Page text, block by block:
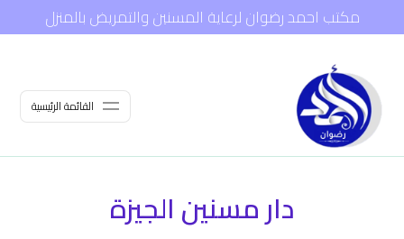
مكتب احمد رضوان لرعاية المسنين والتمريض بالمنزل
القائمة الرئيسية
دار مسنين الجيزة